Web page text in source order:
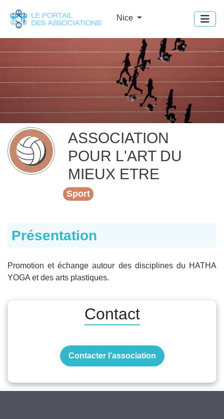
Nice
ASSOCIATION
POUR L'ART DU
MIEUX ETRE
Sport
Présentation
Promotion et échange autour des disciplines du HATHA
YOGA et des arts plastiques.
Contact
Contacter l’association